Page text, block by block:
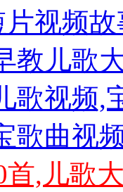
视频
教儿歌
歌视频,
歌曲视
首,儿歌